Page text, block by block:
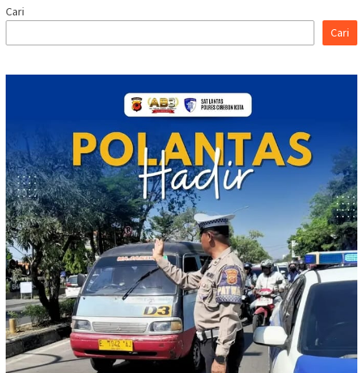
Cari
Cari